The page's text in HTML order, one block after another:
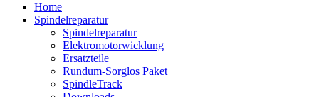
Home
Spindelreparatur
Spindelreparatur
Elektromotorwicklung
Ersatzteile
Rundum-Sorglos Paket
SpindleTrack